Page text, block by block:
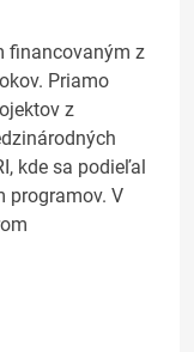
financovaným z
Priamo
z
kde sa podieľal
programov. V